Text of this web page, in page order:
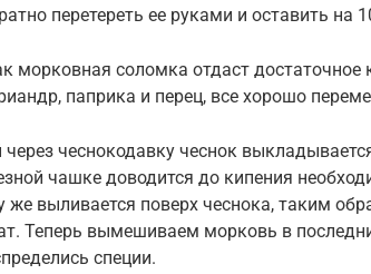
перетереть ее руками и оставить на
морковная соломка отдаст достаточное
паприка и перец, все хорошо
чеснокодавку чеснок
чашке доводится до кипения
же выливается поверх чеснока, таким
Теперь вымешиваем морковь в
специи.